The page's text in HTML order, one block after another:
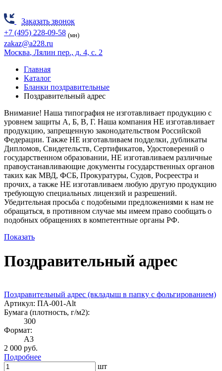
Заказать звонок
+7 (495) 228-09-58 (мн)
zakaz@a228.ru
Москва, Лялин пер., д. 4, с. 2
Главная
Каталог
Бланки поздравительные
Поздравительный адрес
Внимание! Наша типография не изготавливает продукцию с
уровнем защиты А, Б, В, Г. Наша компания НЕ изготавливает
продукцию, запрещенную законодательством Российской
Федерации. Также НЕ изготавливаем подделки, дубликаты
Дипломов, Свидетельств, Сертификатов, Удостоверений о
государственном образовании, НЕ изготавливаем различные
правоустанавливающие документы государственных органов
таких как МВД, ФСБ, Прокуратуры, Судов, Росреестра и
прочих, а также НЕ изготавливаем любую другую продукцию
требующую специальных лицензий и разрешений.
Убедительная просьба с подобными предложениями к нам не
обращаться, в противном случае мы имеем право сообщать о
подобных обращениях в компетентные органы РФ.
Показать
Поздравительный адрес
Поздравительный адрес (вкладыш в папку с фольгированием)
Артикул: ПА-001-Alt
Бумага (плотность, г/м2):
300
Формат:
A3
2 000 руб.
Подробнее
шт